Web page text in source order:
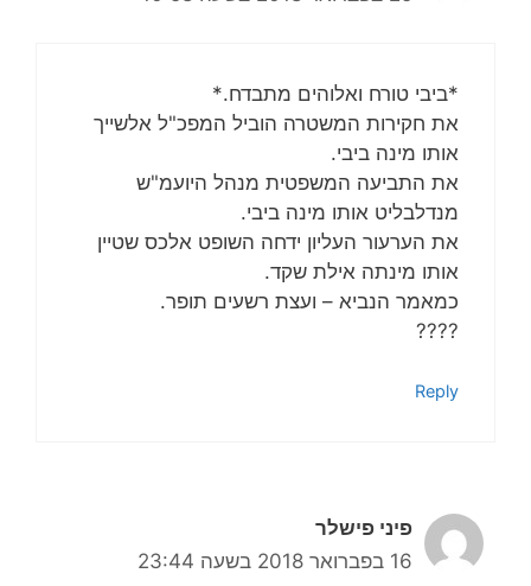
*ביבי טורח ואלוהים מתבדח.*
את חקירות המשטרה הוביל המפכ"ל אלשייך
אותו מינה ביבי.
את התביעה המשפטית מנהל היועמ"ש
מנדלבליט אותו מינה ביבי.
את הערעור העליון ידחה השופט אלכס שטיין
אותו מינתה אילת שקד.
כמאמר הנביא – ועצת רשעים תופר.
????
Reply
פיני פישלר
16 בפברואר 2018 בשעה 23:44